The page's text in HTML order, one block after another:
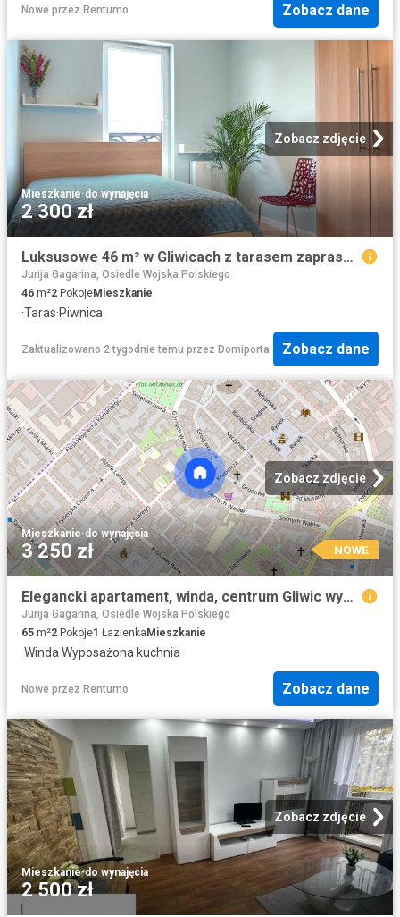
Nowe przez Rentumo Zobacz dane
Zobacz zdjęcie
Mieszkanie·do wynajęcia
2 300 zł
Luksusowe 46 m² w Gliwicach z tarasem zapraszam
Jurija Gagarina, Osiedle Wojska Polskiego
46 m²2 PokojeMieszkanie
·Taras·Piwnica
Zaktualizowano 2 tygodnie temu przez Domiporta Zobacz dane
Zobacz zdjęcie
Mieszkanie·do wynajęcia
3 250 zł NOWE
Elegancki apartament, winda, centrum Gliwic wynajem
Jurija Gagarina, Osiedle Wojska Polskiego
65 m²2 Pokoje1 ŁazienkaMieszkanie
·Winda·Wyposażona kuchnia
Nowe przez Rentumo Zobacz dane
Zobacz zdjęcie
Mieszkanie·do wynajęcia
2 500 zł